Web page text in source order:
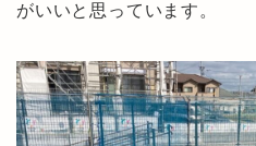
がいいと思っています。